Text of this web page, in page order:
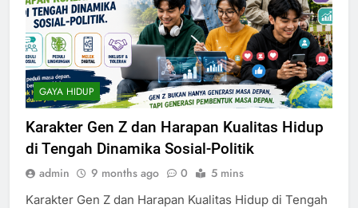
GAYA HIDUP
Karakter Gen Z dan Harapan Kualitas Hidup
di Tengah Dinamika Sosial-Politik
admin 9 months ago 0 5 mins
Karakter Gen Z dan Harapan Kualitas Hidup di Tengah